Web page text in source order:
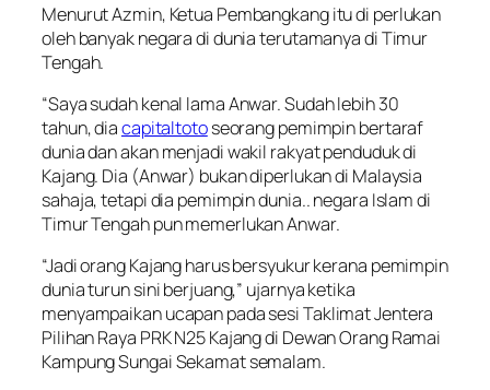
Menurut Azmin, Ketua Pembangkang itu di perlukan
oleh banyak negara di dunia terutamanya di Timur
Tengah.
“Saya sudah kenal lama Anwar. Sudah lebih 30
tahun, diacapitaltotoseorang pemimpin bertaraf
dunia dan akan menjadi wakil rakyat penduduk di
Kajang. Dia (Anwar) bukan diperlukan di Malaysia
sahaja, tetapi dia pemimpin dunia.. negara Islam di
Timur Tengah pun memerlukan Anwar.
“Jadi orang Kajang harus bersyukur kerana pemimpin
dunia turun sini berjuang,” ujarnya ketika
menyampaikan ucapan pada sesi Taklimat Jentera
Pilihan Raya PRK N25 Kajang di Dewan Orang Ramai
Kampung Sungai Sekamat semalam.